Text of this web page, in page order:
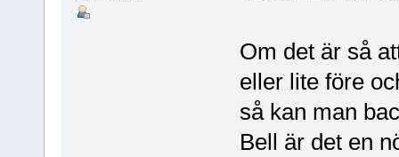
Om det är så
eller lite före
så kan man
Bell är det en